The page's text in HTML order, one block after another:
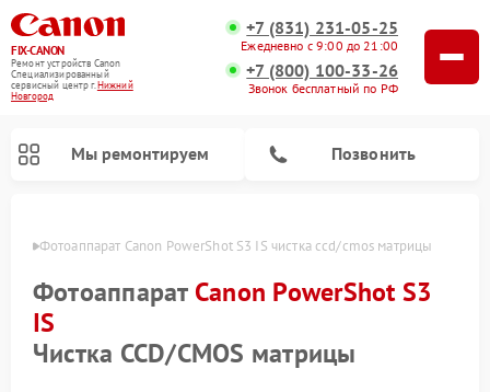
FIX-CANON
Ремонт устройств Canon
Специализированный
cервисный центр г.Нижний
Новгород
+7 (831) 231-05-25
Ежедневно с 9:00 до 21:00
+7 (800) 100-33-26
Звонок бесплатный по РФ
Мы ремонтируем Позвонить
Фотоаппарат Canon PowerShot S3 IS чистка ccd/cmos матрицы
Фотоаппарат Canon PowerShot S3
IS
Чистка CCD/CMOS матрицы